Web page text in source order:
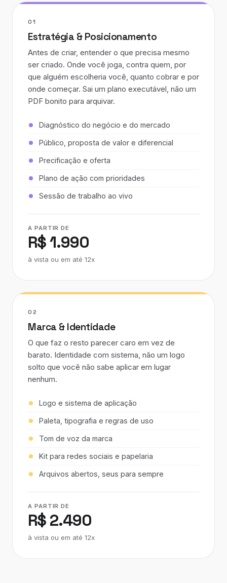
01
Estratégia & Posicionamento
Antes de criar, entender o que precisa mesmo
ser criado. Onde você joga, contra quem, por
que alguém escolheria você, quanto cobrar e por
onde começar. Sai um plano executável, não um
PDF bonito para arquivar.
Diagnóstico do negócio e do mercado
Público, proposta de valor e diferencial
Precificação e oferta
Plano de ação com prioridades
Sessão de trabalho ao vivo
A PARTIR DE
R$ 1.990
à vista ou em até 12x
02
Marca & Identidade
O que faz o resto parecer caro em vez de
barato. Identidade com sistema, não um logo
solto que você não sabe aplicar em lugar
nenhum.
Logo e sistema de aplicação
Paleta, tipografia e regras de uso
Tom de voz da marca
Kit para redes sociais e papelaria
Arquivos abertos, seus para sempre
A PARTIR DE
R$ 2.490
à vista ou em até 12x